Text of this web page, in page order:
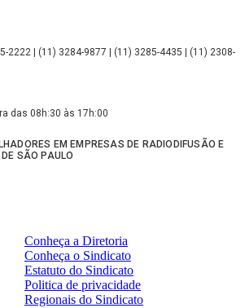
2222 | (11) 3284-9877 | (11) 3285-4435 | (11) 2308-
das 08h:30 às 17h:00
EM EMPRESAS DE RADIODIFUSÃO E
SÃO PAULO
Conheça a Diretoria
Conheça o Sindicato
Estatuto do Sindicato
Politica de privacidade
Regionais do Sindicato